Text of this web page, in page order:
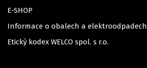
E-SHOP
Informace o obalech a elektroodpadech
Etický kodex WELCO spol. s r.o.